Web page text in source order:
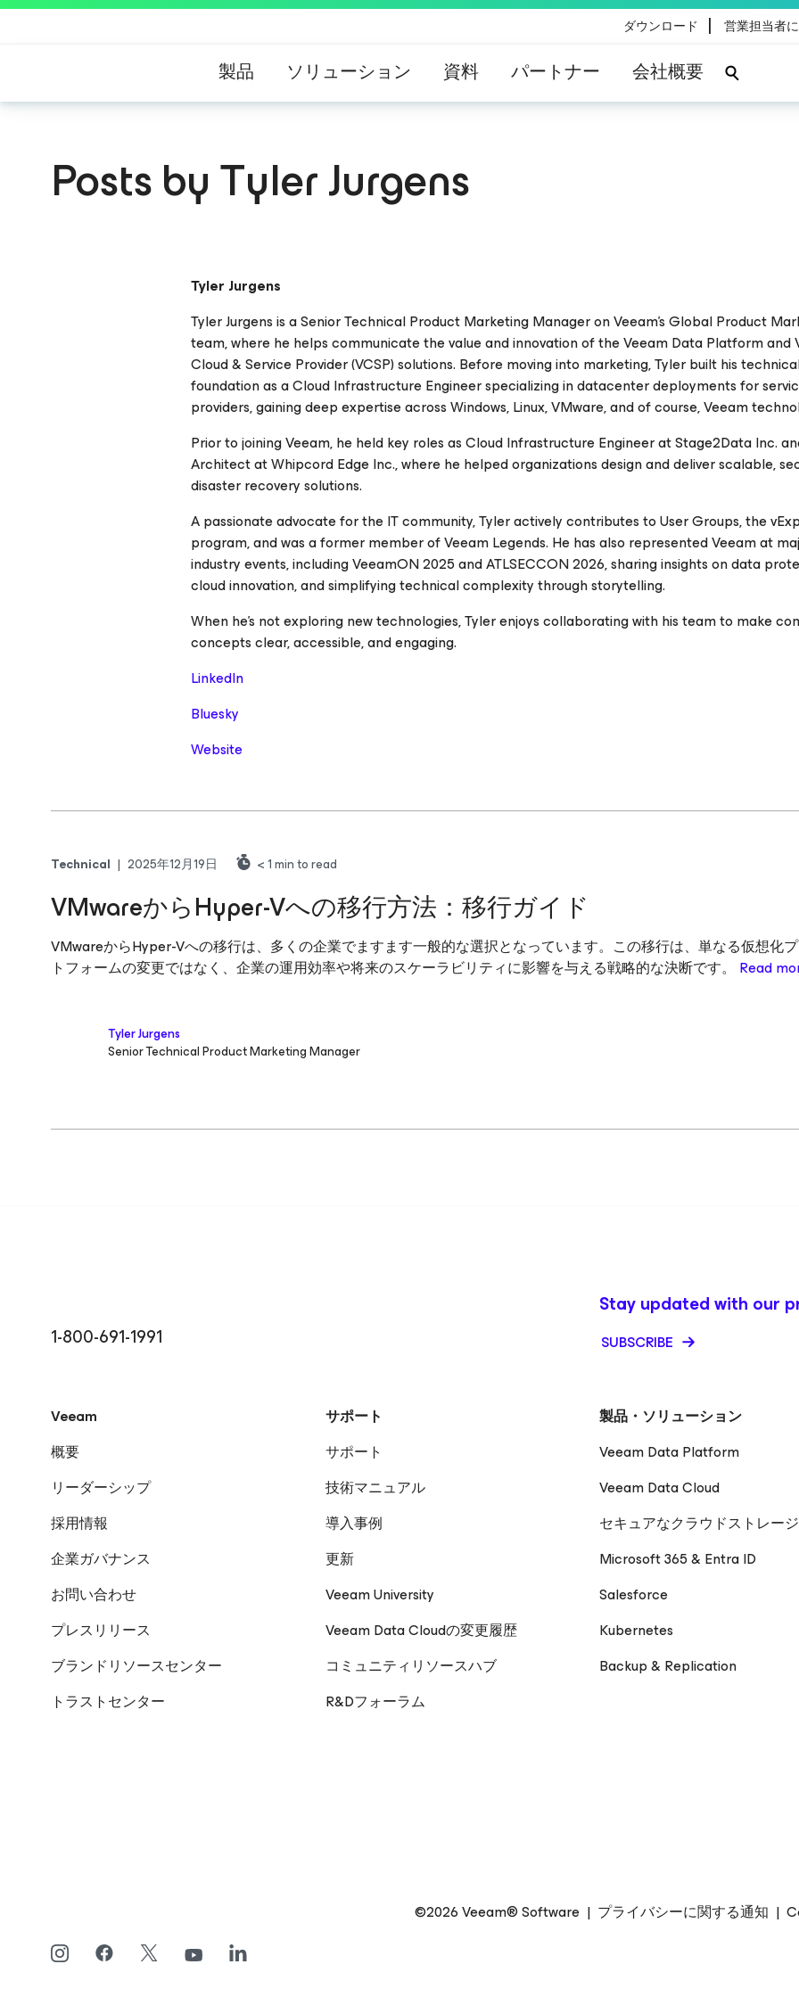
ダウンロード | 営業担当者
製品 ソリューション 資料 パートナー 会社概要
Posts by Tyler Jurgens
Tyler Jurgens
Tyler Jurgens is a Senior Technical Product Marketing Manager on Veeam’s Global Product
team, where he helps communicate the value and innovation of the Veeam Data Platform and
Cloud & Service Provider (VCSP) solutions. Before moving into marketing, Tyler built his
foundation as a Cloud Infrastructure Engineer specializing in datacenter deployments for
providers, gaining deep expertise across Windows, Linux, VMware, and of course, Veeam
Prior to joining Veeam, he held key roles as Cloud Infrastructure Engineer at Stage2Data Inc.
Architect at Whipcord Edge Inc., where he helped organizations design and deliver scalable,
disaster recovery solutions.
A passionate advocate for the IT community, Tyler actively contributes to User Groups, the
program, and was a former member of Veeam Legends. He has also represented Veeam at
industry events, including VeeamON 2025 and ATLSECCON 2026, sharing insights on data
cloud innovation, and simplifying technical complexity through storytelling.
When he’s not exploring new technologies, Tyler enjoys collaborating with his team to make
concepts clear, accessible, and engaging.
LinkedIn
Bluesky
Website
Technical | 2025年12月19日 < 1min to read
VMwareからHyper-Vへの移行方法：移行ガイド
VMwareからHyper-Vへの移行は、多くの企業でますます一般的な選択となっています。この移行は、単なる仮想化
トフォームの変更ではなく、企業の運用効率や将来のスケーラビリティに影響を与える戦略的な決断です。 Read
Tyler Jurgens
Senior Technical Product Marketing Manager
1-800-691-1991
Stay updated with our
SUBSCRIBE
Veeam
概要
リーダーシップ
採用情報
企業ガバナンス
お問い合わせ
プレスリリース
ブランドリソースセンター
トラストセンター
サポート
サポート
技術マニュアル
導入事例
更新
Veeam University
Veeam Data Cloudの変更履歴
コミュニティリソースハブ
R&Dフォーラム
製品・ソリューション
Veeam Data Platform
Veeam Data Cloud
セキュアなクラウドストレージ
Microsoft 365 & Entra ID
Salesforce
Kubernetes
Backup & Replication
©2026 Veeam® Software | プライバシーに関する通知 |